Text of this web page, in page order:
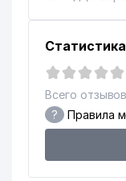
18
19 MAP ООО
20
21
Всего
? Правила